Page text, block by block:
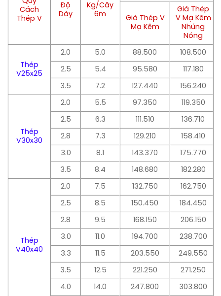
Cách
Thép V
Độ
Dày
Kg/Cây
6m
Giá Thép V
Mạ Kẽm
Giá Thép
V Mạ Kẽm
Nhúng
Nóng
Thép
V25x25
2.0 5.0 88.500 108.500
2.5 5.4 95.580 117.180
3.5 7.2 127.440 156.240
Thép
V30x30
2.0 5.5 97.350 119.350
2.5 6.3 111.510 136.710
2.8 7.3 129.210 158.410
3.0 8.1 143.370 175.770
3.5 8.4 148.680 182.280
Thép
V40x40
2.0 7.5 132.750 162.750
2.5 8.5 150.450 184.450
2.8 9.5 168.150 206.150
3.0 11.0 194.700 238.700
3.3 11.5 203.550 249.550
3.5 12.5 221.250 271.250
4.0 14.0 247.800 303.800